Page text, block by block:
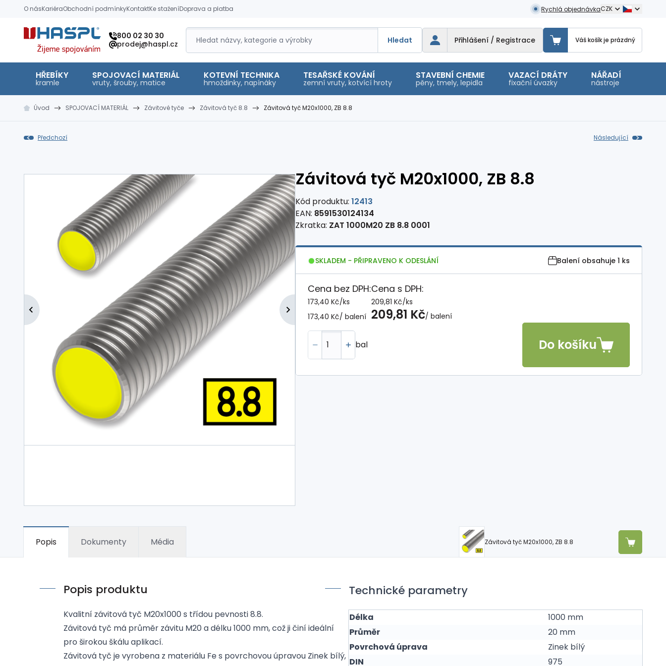
O násKariéraObchodní podmínkyKontaktKe staženíDoprava a platba Rychlá objednávkaCZK
Hašpl
800 02 30 30
prodej@haspl.cz
Hledat Přihlášení / Registrace Váš košík je prázdný
HŘEBÍKY
kramle
SPOJOVACÍ MATERIÁL
vruty, šrouby, matice
KOTEVNÍ TECHNIKA
hmoždinky, napínáky
TESAŘSKÉ KOVÁNÍ
zemní vruty, kotvící hroty
STAVEBNÍ CHEMIE
pěny, tmely, lepidla
VAZACÍ DRÁTY
fixační úvazky
NÁŘADÍ
nástroje
Úvod SPOJOVACÍ MATERIÁL Závitové tyče Závitová tyč 8.8 Závitová tyč M20x1000, ZB 8.8
Předchozí Následující
Závitová tyč M20x1000, ZB 8.8
Kód produktu: 12413
EAN: 8591530124134
Zkratka: ZAT 1000M20 ZB 8.8 0001
SKLADEM - PŘIPRAVENO K ODESLÁNÍ Balení obsahuje 1 ks
Cena bez DPH:
173,40 Kč/ks
173,40 Kč/ balení
Cena s DPH:
209,81 Kč/ks
209,81 Kč/ balení
bal Do košíku
Popis Dokumenty Média Závitová tyč M20x1000, ZB 8.8
Popis produktu
Kvalitní závitová tyč M20x1000 s třídou pevnosti 8.8.
Závitová tyč má průměr závitu M20 a délku 1000 mm, což ji činí ideální
pro širokou škálu aplikací.
Závitová tyč je vyrobena z materiálu Fe s povrchovou úpravou Zinek bílý,
Technické parametry
Délka
1000 mm
Průměr
20 mm
Povrchová úprava
Zinek bílý
DIN
975